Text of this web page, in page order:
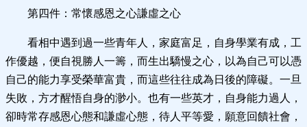
第四件：常懷感恩之心謙虛之心
看相中遇到過一些青年人，家庭富足，自身學業有成，工
作優越，便自視勝人一籌，而生出驕慢之心，以為自己可以憑
自己的能力享受榮華富貴，而這些往往成為日後的障礙。一旦
失敗，方才醒悟自身的渺小。也有一些英才，自身能力過人，
卻時常存感恩心態和謙虛心態，待人平等愛，願意回饋社會，